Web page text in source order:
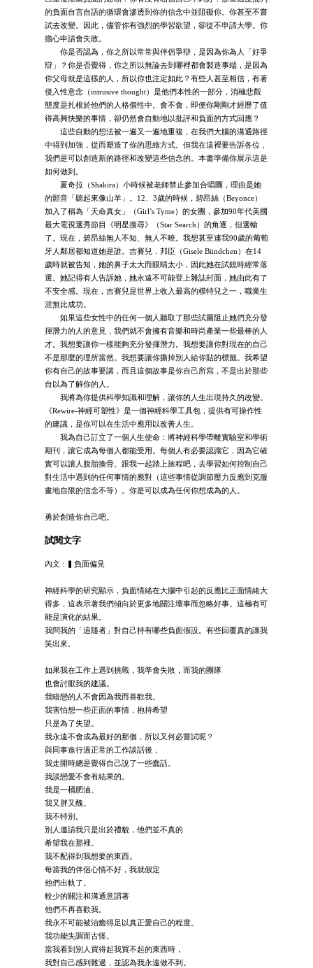
的負面自言自語的循環會滲透到你的信念中並阻礙你。你甚至不嘗
試去改變。因此，儘管你有強烈的學習欲望，卻從不申請大學。你
擔心申請會失敗。
你是否認為，你之所以常常與伴侶爭辯，是因為你為人「好爭
辯」？你是否覺得，你之所以無論去到哪裡都會製造事端，是因為
你父母就是這樣的人，所以你也注定如此？有些人甚至相信，有著
侵入性意念（intrusive thought）是他們本性的一部分，消極悲觀
態度是扎根於他們的人格個性中。會不會，即便你剛剛才經歷了值
得高興快樂的事情，卻仍然會自動地以批評和負面的方式回應？
這些自動的想法被一遍又一遍地重複，在我們大腦的溝通路徑
中得到加強，從而塑造了你的思維方式。但我在這裡要告訴各位，
我們是可以創造新的路徑和改變這些信念的。本書準備你展示這是
如何做到。
夏奇拉（Shakira）小時候被老師禁止參加合唱團，理由是她
的顫音「聽起來像山羊」。12、3歲的時候，碧昂絲（Beyonce）
加入了稱為「天命真女」（Girl’s Tyme）的女團，參加90年代美國
最大電視選秀節目《明星搜尋》（Star Search）的角逐，但選輸
了。現在，碧昂絲無人不知、無人不曉。我想甚至連我90歲的葡萄
牙人鄰居都知道她是誰。吉賽兒．邦臣（Gisele Bündchen）在14
歲時就被告知，她的鼻子太大而眼睛太小，因此她在試鏡時經常落
選。她記得有人告訴她，她永遠不可能登上雜誌封面，她由此有了
不安全感。現在，吉賽兒是世界上收入最高的模特兒之一，職業生
涯無比成功。
如果這些女性中的任何一個人聽取了那些試圖阻止她們充分發
揮潛力的人的意見，我們就不會擁有音樂和時尚產業一些最棒的人
才。我想要讓你一樣能夠充分發揮潛力。我想要讓你對現在的自己
不是那麼的理所當然。我想要讓你撕掉別人給你貼的標籤。我希望
你有自己的故事要講，而且這個故事是你自己所寫，不是出於那些
自以為了解你的人。
我將為你提供科學知識和理解，讓你的人生出現持久的改變。
《Rewire-神經可塑性》是一個神經科學工具包，提供有可操作性
的建議，是你可以在生活中應用以改善人生。
我為自己訂立了一個人生使命：將神經科學帶離實驗室和學術
期刊，讓它成為每個人都能受用。每個人有必要認識它，因為它確
實可以讓人脫胎換骨。跟我一起踏上旅程吧，去學習如何控制自己
對生活中遇到的任何事情的應對（這些事情從調節壓力反應到克服
畫地自限的信念不等）。你是可以成為任何你想成為的人。
勇於創造你自己吧。
試閱文字
內文 : ▍負面偏見
神經科學的研究顯示，負面情緒在大腦中引起的反應比正面情緒大
得多，這表示著我們傾向於更多地關注壞事而忽略好事。這極有可
能是演化的結果。
我問我的「追隨者」對自己持有哪些負面假設。有些回覆真的讓我
笑出來。
如果我在工作上遇到挑戰，我準會失敗，而我的團隊
也會討厭我的建議。
我暗戀的人不會因為我而喜歡我。
我害怕想一些正面的事情，抱持希望
只是為了失望。
我永遠不會成為最好的那個，所以又何必嘗試呢？
與同事進行過正常的工作談話後，
我走開時總是覺得自己說了一些蠢話。
我談戀愛不會有結果的。
我是一桶肥油。
我又胖又醜。
我不特別。
別人邀請我只是出於禮貌，他們並不真的
希望我在那裡。
我不配得到我想要的東西。
每當我的伴侶心情不好，我就假定
他們出軌了。
較少的關注和溝通意謂著
他們不再喜歡我。
我永不可能被治癒得足以真正愛自己的程度。
我功能失調而古怪。
當我看到別人買得起我買不起的東西時，
我對自己感到難過，並認為我永遠做不到。